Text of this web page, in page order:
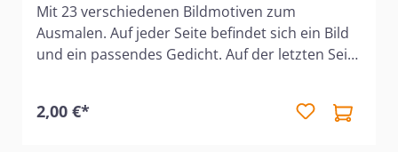
Mit 23 verschiedenen Bildmotiven zum
Ausmalen. Auf jeder Seite befindet sich ein Bild
und ein passendes Gedicht. Auf der letzten Seite
2,00 €*